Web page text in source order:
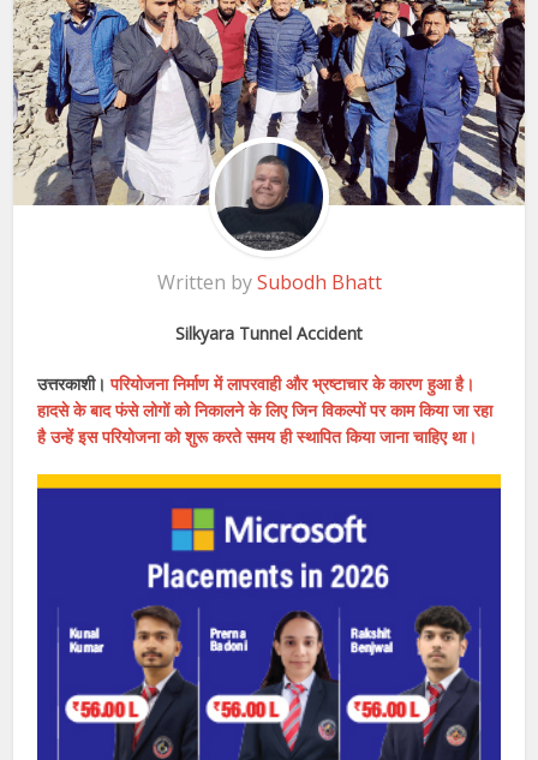
Written bySubodh Bhatt
Silkyara Tunnel Accident
उत्तरकाशी। परियोजना निर्माण में लापरवाही और भ्रष्टाचार के कारण हुआ है।
हादसे के बाद फंसे लोगों को निकालने के लिए जिन विकल्पों पर काम किया जा रहा
है उन्हें इस परियोजना को शुरू करते समय ही स्थापित किया जाना चाहिए था।